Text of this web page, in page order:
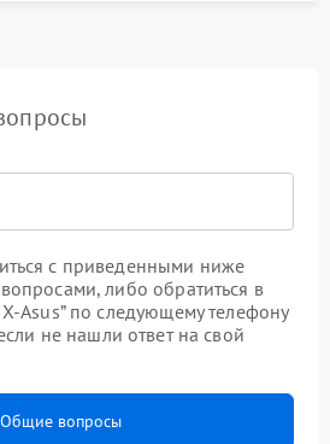
с приведенными ниже
либо обратиться в
Asus” по следующему телефону
не нашли ответ на свой
Общие вопросы